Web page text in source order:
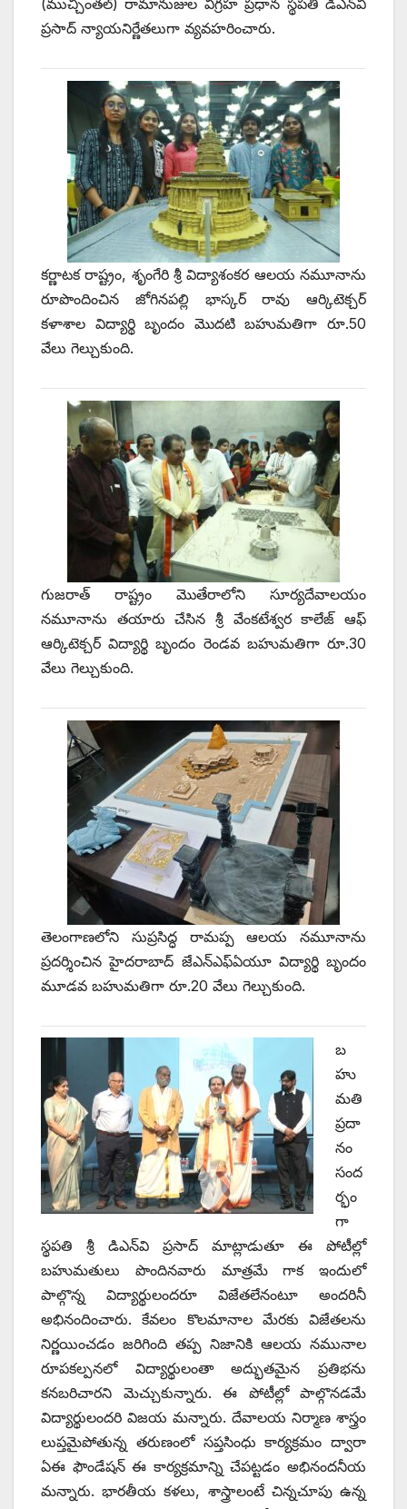
(ముచ్చింతల్‌) ‌రామానుజుల విగ్రహ ప్రధాన స్థపతి డిఎన్‌వి
ప్రసాద్‌ ‌న్యాయనిర్ణేతలుగా వ్యవహరించారు.
కర్ణాటక రాష్ట్రం, శృంగేరి శ్రీ విద్యాశంకర ఆలయ నమూనాను
రూపొందించిన జోగినపల్లి భాస్కర్‌ ‌రావు ఆర్కిటెక్చర్‌
‌కళాశాల విద్యార్థి బృందం మొదటి బహుమతిగా రూ.50
వేలు గెల్చుకుంది.
గుజరాత్‌ ‌రాష్ట్రం మొతేరాలోని సూర్యదేవాలయం
నమూనాను తయారు చేసిన శ్రీ వేంకటేశ్వర కాలేజ్‌ ఆఫ్‌
ఆర్కిటెక్చర్‌ ‌విద్యార్థి బృందం రెండవ బహుమతిగా రూ.30
వేలు గెల్చుకుంది.
తెలంగాణలోని సుప్రసిద్ధ రామప్ప ఆలయ నమూనాను
ప్రదర్శించిన హైదరాబాద్‌ ‌జేఎన్‌ఎఫ్‌ఏయూ విద్యార్థి బృందం
మూడవ బహుమతిగా రూ.20 వేలు గెల్చుకుంది.
బ
హు
మతి
ప్రదా
నం
సంద
ర్భం
గా
స్థపతి శ్రీ డిఎన్‌వి ప్రసాద్‌ ‌మాట్లాడుతూ ఈ పోటీల్లో
బహుమతులు పొందినవారు మాత్రమే గాక ఇందులో
పాల్గొన్న విద్యార్థులందరూ విజేతలేనంటూ అందరినీ
అభినందించారు. కేవలం కొలమానాల మేరకు విజేతలను
నిర్ణయించడం జరిగింది తప్ప నిజానికి ఆలయ నమునాల
రూపకల్పనలో విద్యార్థులంతా అద్భుతమైన ప్రతిభను
కనబరిచారని మెచ్చుకున్నారు. ఈ పోటీల్లో పాల్గొనడమే
విద్యార్థులందరి విజయ మన్నారు. దేవాలయ నిర్మాణ శాస్త్రం
లుప్తమైపోతున్న తరుణంలో సప్తసింధు కార్యక్రమం ద్వారా
ఏఈ ఫౌండేషన్‌ ఈ ‌కార్యక్రమాన్ని చేపట్టడం అభినందనీయ
మన్నారు. భారతీయ కళలు, శాస్త్రాలంటే చిన్నచూపు ఉన్న